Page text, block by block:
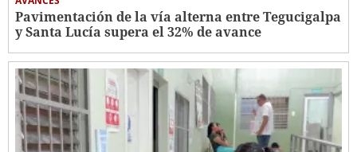
Pavimentación de la vía alterna entre Tegucigalpa
y Santa Lucía supera el 32% de avance